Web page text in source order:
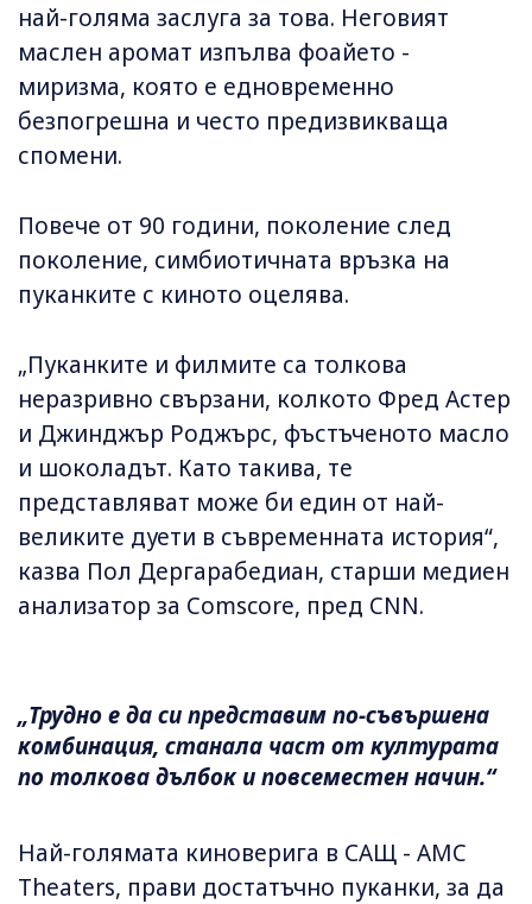
най-голяма заслуга за това. Неговият
маслен аромат изпълва фоайето -
миризма, която е едновременно
безпогрешна и често предизвикваща
спомени.
Повече от 90 години, поколение след
поколение, симбиотичната връзка на
пуканките с киното оцелява.
„Пуканките и филмите са толкова
неразривно свързани, колкото Фред Астер
и Джинджър Роджърс, фъстъченото масло
и шоколадът. Като такива, те
представляват може би един от най-
великите дуети в съвременната история“,
казва Пол Дергарабедиан, старши медиен
анализатор за Comscore, пред CNN.
„Трудно е да си представим по-съвършена
комбинация, станала част от културата
по толкова дълбок и повсеместен начин.“
Най-голямата киноверига в САЩ - AMC
Theaters, прави достатъчно пуканки, за да